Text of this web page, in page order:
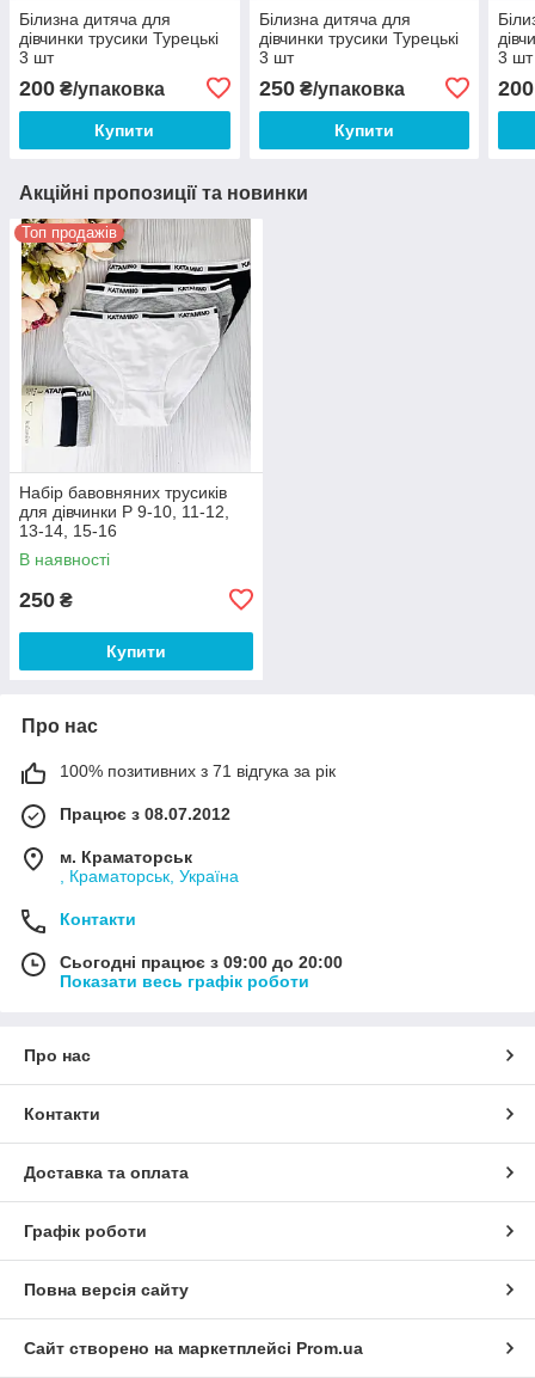
Білизна дитяча для
дівчинки трусики Турецькі
3 шт
200 ₴/упаковка
Купити
Білизна дитяча для
дівчинки трусики Турецькі
3 шт
250₴/упаковка
Купити
3 шт
200
Акційні пропозиції та новинки
Топ продажів
Набір бавовняних трусиків
для дівчинки Р 9-10, 11-12,
13-14, 15-16
В наявності
250 ₴
Купити
Про нас
100% позитивних з 71 відгука за рік
Працює з 08.07.2012
м. Краматорськ
, Краматорськ, Україна
Контакти
Сьогодні працює з 09:00 до 20:00
Показати весь графік роботи
Про нас
Контакти
Доставка та оплата
Графік роботи
Повна версія сайту
Сайт створено на маркетплейсі Prom.ua